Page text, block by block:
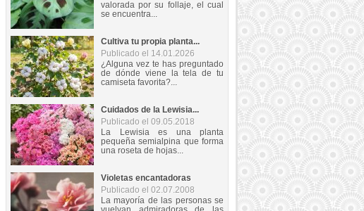
valorada por su follaje, el cual
se encuentra...
Cultiva tu propia planta...
Publicado el 14.01.2026
¿Alguna vez te has preguntado
de dónde viene la tela de tu
camiseta favorita?...
Cuidados de la Lewisia...
Publicado el 09.05.2018
La Lewisia es una planta
pequeña semialpina que forma
una roseta de hojas...
Violetas encantadoras
Publicado el 02.07.2008
La mayoría de las personas se